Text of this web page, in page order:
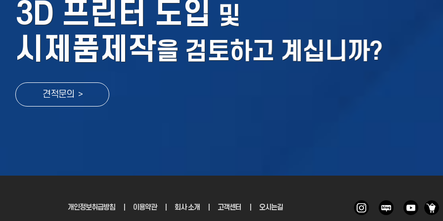
3D 프린터 도입 및
시제품제작을 검토하고 계십니까?
견적문의 >
개인정보취급방침 이용약관 회사 소개 고객센터 오시는길